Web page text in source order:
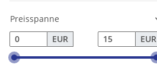
Preisspanne
EUR
EUR